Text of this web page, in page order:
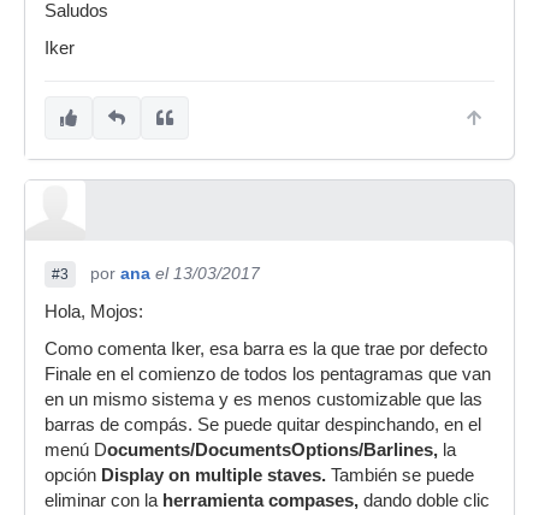
Saludos
Iker
#3 por ana el 13/03/2017
Hola, Mojos:
Como comenta Iker, esa barra es la que trae por defecto
Finale en el comienzo de todos los pentagramas que van
en un mismo sistema y es menos customizable que las
barras de compás. Se puede quitar despinchando, en el
menú Documents/DocumentsOptions/Barlines, la
opción Display on multiple staves. También se puede
eliminar con la herramienta compases, dando doble clic